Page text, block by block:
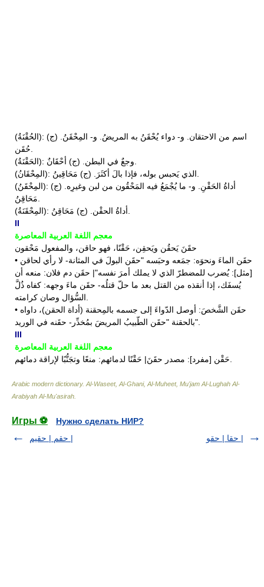
(الحُقْنَةُ): اسم من الاحتقان. و- دواء يُحْقَنُ به المريضُ. و- المِحْقَنُ. (ج)
(المِحْقَنُ): أداةُ الحَقْنِ. و- ما يُجْمَعُ فيه المَحْقُون من لبن وغيرِه. (ج)
II
معجم اللغة العربية المعاصرة
حقَنَ يَحقُن ويَحقِن، حَقْنًا، فهو حاقن، والمفعول مَحْقون
• حقَن الماءَ ونحوَه: جمَعه وحبَسه "حقَن البولَ في المثانة- لا رأي لحاقن
[مثل]: يُضرب للمضطرّ الذي لا يملك أمرَ نفسه"| حقَن دم فلان: منعه أن
يُسفَك، إذا أنقذه من القتل بعد ما حلّ قتلُه- حقَن ماءَ وجهه: كفاه ذُلَّ
• حقَن الشَّخصَ: أوصل الدّواءَ إلى جسمه بالمِحقنة (أداة الحقن)، داواه
بالحقنة "حقَن الطّبيبُ المريضَ بمُخدِّر- حقَنه في الوريد".
III
معجم اللغة العربية المعاصرة
Arabic modern dictionary. Al-Waseet, Al-Ghani, Al-Muheet, Mu'jam Al-Lughah Al-
Arabiyah Al-Mu'asirah
Игры ⚽
Нужно сделать НИР?
حقم | حقيم |
حقا | حقو |